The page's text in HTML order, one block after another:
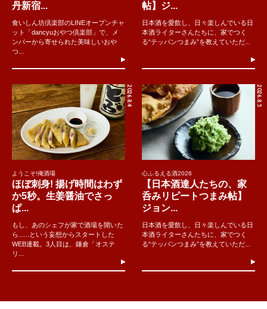
丹新宿...
食いしん坊倶楽部のLINEオープンチャ
ット「dancyuおやつ倶楽部」で、メ
ンバーから寄せられた美味しいおや
つ...
帖】ジ...
日本酒を愛飲し、日々楽しんでいる日
本酒ライターさんたちに、家でつく
る“テッパンつまみ”を教えていただ...
2026.8.4
ようこそ!俺酒場
ほぼ刺身! 揚げ時間はわず
か5秒。生姜醤油でさっ
ぱ...
もし、あのシェフが家で酒場を開いた
ら......という妄想からスタートした
WEB連載。3人目は、鎌倉「オステ
リ...
2026.8.5
心ふるえる酒2026
【日本酒達人たちの、家
呑みリピートつまみ帖】
ジョン...
日本酒を愛飲し、日々楽しんでいる日
本酒ライターさんたちに、家でつく
る“テッパンつまみ”を教えていただ...